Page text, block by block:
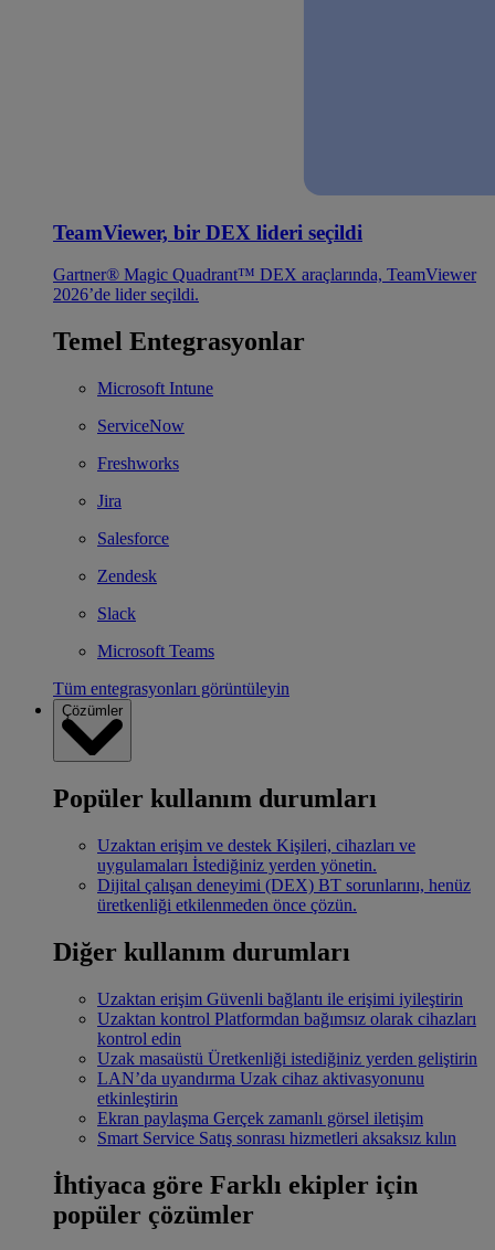
TeamViewer, bir DEX lideri seçildi
Gartner® Magic Quadrant™ DEX araçlarında, TeamViewer
2026’de lider seçildi.
Temel Entegrasyonlar
Microsoft Intune
ServiceNow
Freshworks
Jira
Salesforce
Zendesk
Slack
Microsoft Teams
Tüm entegrasyonları görüntüleyin
Çözümler
Popüler kullanım durumları
Uzaktan erişim ve destek Kişileri, cihazları ve
uygulamaları İstediğiniz yerden yönetin.
Dijital çalışan deneyimi (DEX) BT sorunlarını, henüz
üretkenliği etkilenmeden önce çözün.
Diğer kullanım durumları
Uzaktan erişim Güvenli bağlantı ile erişimi iyileştirin
Uzaktan kontrol Platformdan bağımsız olarak cihazları
kontrol edin
Uzak masaüstü Üretkenliği istediğiniz yerden geliştirin
LAN’da uyandırma Uzak cihaz aktivasyonunu
etkinleştirin
Ekran paylaşma Gerçek zamanlı görsel iletişim
Smart Service Satış sonrası hizmetleri aksaksız kılın
İhtiyaca göre Farklı ekipler için
popüler çözümler